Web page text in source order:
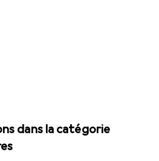
dans la catégorie